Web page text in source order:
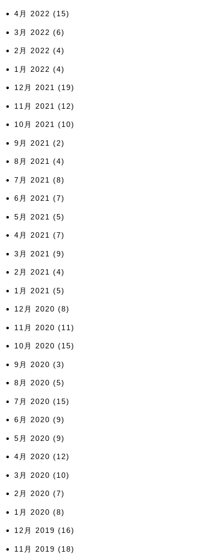
4月 2022 (15)
3月 2022 (6)
2月 2022 (4)
1月 2022 (4)
12月 2021 (19)
11月 2021 (12)
10月 2021 (10)
9月 2021 (2)
8月 2021 (4)
7月 2021 (8)
6月 2021 (7)
5月 2021 (5)
4月 2021 (7)
3月 2021 (9)
2月 2021 (4)
1月 2021 (5)
12月 2020 (8)
11月 2020 (11)
10月 2020 (15)
9月 2020 (3)
8月 2020 (5)
7月 2020 (15)
6月 2020 (9)
5月 2020 (9)
4月 2020 (12)
3月 2020 (10)
2月 2020 (7)
1月 2020 (8)
12月 2019 (16)
11月 2019 (18)